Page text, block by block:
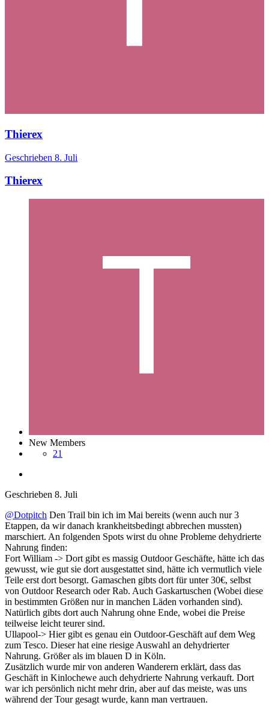
Thierex
Geschrieben 8. Juli
Thierex
New Members
21
Geschrieben 8. Juli
@Dotpitch Den Trail bin ich im Mai bereits (wenn auch nur 3
Etappen, da wir danach krankheitsbedingt abbrechen mussten)
marschiert. An folgenden Spots wirst du ohne Probleme dehydrierte
Nahrung finden:
Fort William -> Dort gibt es massig Outdoor Geschäfte, hätte ich das
gewusst, wie gut sie dort ausgestattet sind, hätte ich vermutlich viele
Teile erst dort besorgt. Gamaschen gibts dort für unter 30€, selbst
von Outdoor Research oder Rab. Auch Gaskartuschen (Wobei diese
in bestimmten Größen nur in manchen Läden vorhanden sind).
Natürlich gibts dort auch Nahrung ohne Ende, wobei die Preise
teilweise leicht teurer sind.
Ullapool-> Hier gibt es genau ein Outdoor-Geschäft auf dem Weg
zum Tesco. Dieser hat eine riesige Auswahl an dehydrierter
Nahrung. Größer als im blauen D in Köln.
Zusätzlich wurde mir von anderen Wanderern erklärt, dass das
Geschäft in Kinlochewe auch dehydrierte Nahrung verkauft. Dort
war ich persönlich nicht mehr drin, aber auf das meiste, was uns
während der Tour gesagt wurde, kann man vertrauen.